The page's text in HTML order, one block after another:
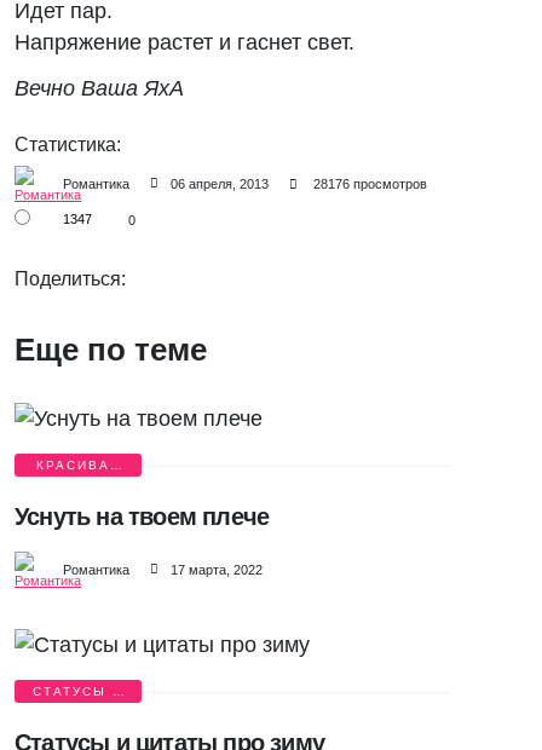
Идет пар.
Напряжение растет и гаснет свет.
Вечно Ваша ЯхА
Статистика:
Романтика 06 апреля, 2013 28176 просмотров
1347 0
Поделиться:
Еще по теме
КРАСИВАЯ
Уснуть на твоем плече
Романтика 17 марта, 2022
СТАТУСЫ И
Статусы и цитаты про зиму